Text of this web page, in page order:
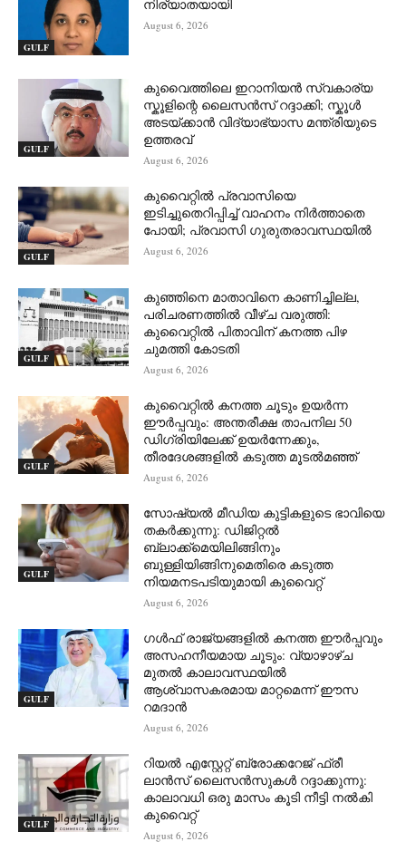
GULF
നിര്യാതയായി
August 6, 2026
GULF
കുവൈത്തിലെ ഇറാനിയൻ സ്വകാര്യ
സ്കൂളിന്റെ ലൈസൻസ് റദ്ദാക്കി; സ്കൂൾ
അടയ്ക്കാൻ വിദ്യാഭ്യാസ മന്ത്രിയുടെ
ഉത്തരവ്
August 6, 2026
GULF
കുവൈറ്റിൽ പ്രവാസിയെ
ഇടിച്ചുതെറിപ്പിച്ച് വാഹനം നിർത്താതെ
പോയി; പ്രവാസി ഗുരുതരാവസ്ഥയിൽ
August 6, 2026
GULF
കുഞ്ഞിനെ മാതാവിനെ കാണിച്ചില്ല,
പരിചരണത്തിൽ വീഴ്ച വരുത്തി:
കുവൈറ്റിൽ പിതാവിന് കനത്ത പിഴ
ചുമത്തി കോടതി
August 6, 2026
GULF
കുവൈറ്റിൽ കനത്ത ചൂടും ഉയർന്ന
ഈർപ്പവും: അന്തരീക്ഷ താപനില 50
ഡിഗ്രിയിലേക്ക് ഉയർന്നേക്കും,
തീരദേശങ്ങളിൽ കടുത്ത മൂടൽമഞ്ഞ്
August 6, 2026
GULF
സോഷ്യൽ മീഡിയ കുട്ടികളുടെ ഭാവിയെ
തകർക്കുന്നു: ഡിജിറ്റൽ
ബ്ലാക്ക്‌മെയിലിങ്ങിനും
ബുള്ളിയിങ്ങിനുമെതിരെ കടുത്ത
നിയമനടപടിയുമായി കുവൈറ്റ്
August 6, 2026
GULF
ഗൾഫ് രാജ്യങ്ങളിൽ കനത്ത ഈർപ്പവും
അസഹനീയമായ ചൂടും: വ്യാഴാഴ്ച
മുതൽ കാലാവസ്ഥയിൽ
ആശ്വാസകരമായ മാറ്റമെന്ന് ഈസ
റമദാൻ
August 6, 2026
GULF
റിയൽ എസ്റ്റേറ്റ് ബ്രോക്കറേജ് ഫ്രീ
ലാൻസ് ലൈസൻസുകൾ റദ്ദാക്കുന്നു:
കാലാവധി ഒരു മാസം കൂടി നീട്ടി നൽകി
കുവൈറ്റ്
August 6, 2026